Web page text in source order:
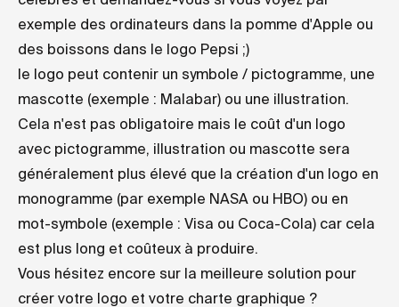
exemple des ordinateurs dans la pomme d'Apple ou
des boissons dans le logo Pepsi ;)
le logo peut contenir un symbole / pictogramme, une
mascotte (exemple : Malabar) ou une illustration.
Cela n'est pas obligatoire mais le coût d'un logo
avec pictogramme, illustration ou mascotte sera
généralement plus élevé que la création d'un logo en
monogramme (par exemple NASA ou HBO) ou en
mot-symbole (exemple : Visa ou Coca-Cola) car cela
est plus long et coûteux à produire.
Vous hésitez encore sur la meilleure solution pour
créer votre logo et votre charte graphique ?